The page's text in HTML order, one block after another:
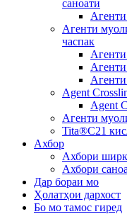
саноатӣ
Агенти
часпак
Agent
Agent
Агенти
Tita®C21
Ахбор
Ахбори
Ахбори
Дар бораи мо
Ҳолатҳои дархост
Бо мо тамос гиред